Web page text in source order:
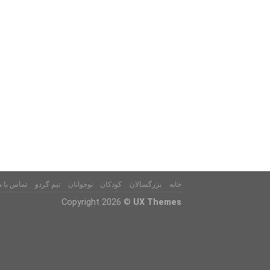
خانه بزرگسالان کودکان نوجوانان تیم گردو تماس با
Copyright 2026 © UX Themes